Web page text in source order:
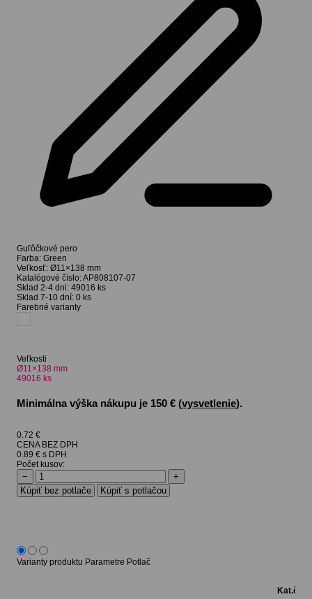
Guľôčkové pero
Farba: Green
Veľkosť: Ø11×138 mm
Katalógové číslo:AP808107-07
Sklad 2-4 dni: 49016 ks
Sklad 7-10 dní: 0 ks
Farebné varianty
Veľkosti
Ø11×138 mm
49016 ks
Minimálna výška nákupu je 150 € (vysvetlenie).
0.72 €
CENA BEZ DPH
0.89 € s DPH
Počet kusov:
− +
Varianty produktu Parametre Potlač
Kat.čís